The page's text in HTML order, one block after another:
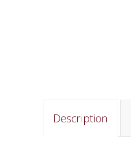
Description